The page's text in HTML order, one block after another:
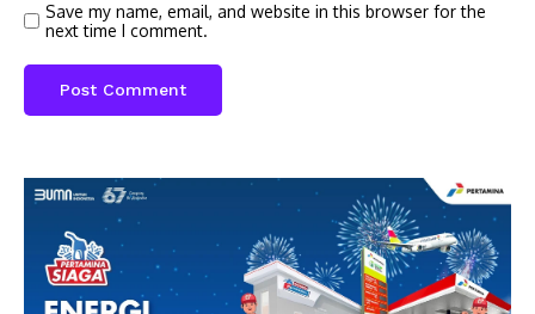
Save my name, email, and website in this browser for the
next time I comment.